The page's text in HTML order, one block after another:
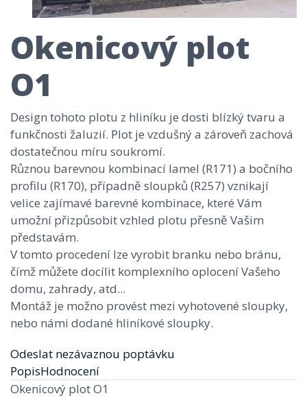
Okenicový plot
O1
Design tohoto plotu z hliníku je dosti blízký tvaru a
funkčnosti žaluzií. Plot je vzdušný a zároveň zachová
dostatečnou míru soukromí.
Různou barevnou kombinací lamel (R171) a bočního
profilu (R170), případně sloupků (R257) vznikají
velice zajímavé barevné kombinace, které Vám
umožní přizpůsobit vzhled plotu přesně Vašim
představám.
V tomto procedení lze vyrobit branku nebo bránu,
čímž můžete docílit komplexního oplocení Vašeho
domu, zahrady, atd...
Montáž je možno provést mezi vyhotovené sloupky,
nebo námi dodané hliníkové sloupky.
Odeslat nezávaznou poptávku
PopisHodnocení
Okenicový plot O1